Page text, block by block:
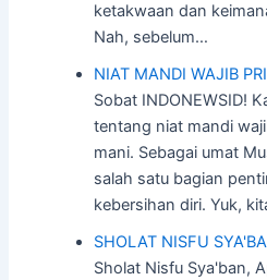
ketakwaan dan
Nah, sebelum…
NIAT MANDI WAJIB
Sobat INDONEWSID!
tentang niat mandi
mani. Sebagai umat
salah satu bagian
kebersihan diri. Yuk,
SHOLAT NISFU
Sholat Nisfu Sya'ban,